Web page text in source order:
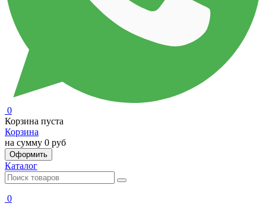
0
Корзина пуста
Корзина
на сумму 0 руб
Оформить
Каталог
0